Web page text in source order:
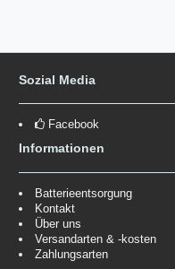
Sozial Media
Facebook
Informationen
Batterieentsorgung
Kontakt
Über uns
Versandarten & -kosten
Zahlungsarten